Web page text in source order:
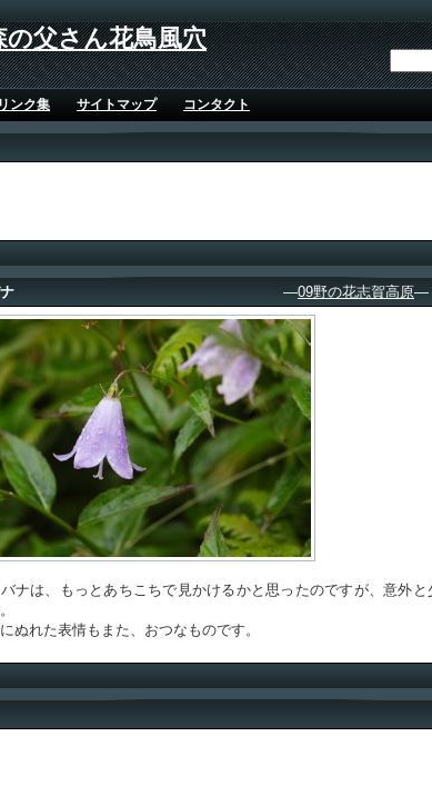
父さん花鳥風穴
リンク集 サイトマップ コンタクト
―09野の花志賀高原―
ナは、もっとあちこちで見かけるかと思ったのですが、意外と
ぬれた表情もまた、おつなものです。